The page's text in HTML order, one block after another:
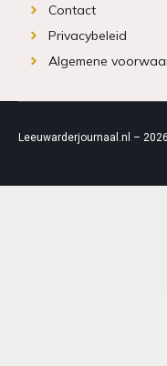
Contact
Privacybeleid
Algemene
Leeuwarderjournaal.nl –